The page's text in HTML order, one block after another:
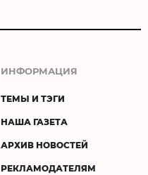
ИНФОРМАЦИЯ
ТЕМЫ И ТЭГИ
НАША ГАЗЕТА
АРХИВ НОВОСТЕЙ
РЕКЛАМОДАТЕЛЯМ